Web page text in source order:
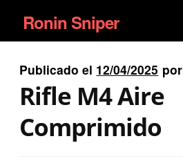
Ir
a
la
navegación
Ir
al
contenido
Ronin Sniper
EQUIPAMIENTO ÉLITE
Publicado el 12/04/2025 por
Rifle M4 Aire
Comprimido